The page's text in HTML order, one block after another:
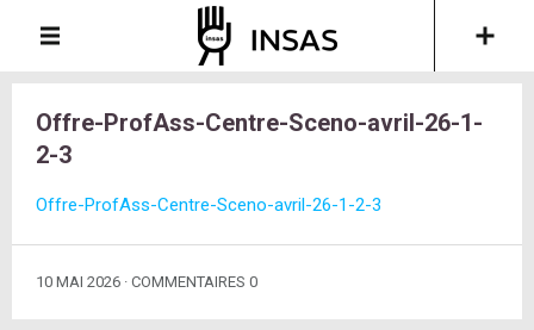
Offre-ProfAss-Centre-Sceno-avril-26-1-
2-3
Offre-ProfAss-Centre-Sceno-avril-26-1-2-3
10 MAI 2026 COMMENTAIRES 0